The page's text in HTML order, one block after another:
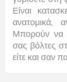
Είναι
ανατομικά,
Μπορούν να
σας βόλτες
είτε και σαν